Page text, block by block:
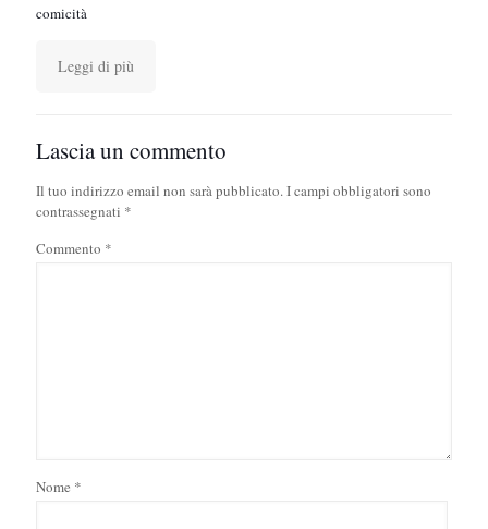
comicità
Leggi di più
Lascia un commento
Il tuo indirizzo email non sarà pubblicato.I campi obbligatori sono
contrassegnati *
Commento *
Nome *